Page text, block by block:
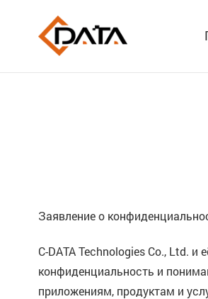
Заявление о
C-DATA Technologies Co., Ltd.
конфиденциальность и
приложениям, продуктам и